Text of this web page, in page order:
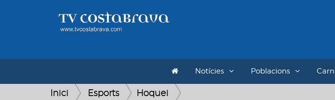
Notícies Poblacions
Inici Esports Hoquei